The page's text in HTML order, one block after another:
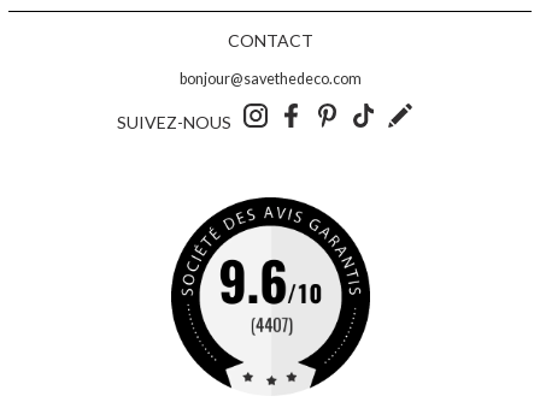
CONTACT
bonjour@savethedeco.com
SUIVEZ-NOUS